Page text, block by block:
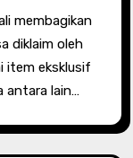
diklaim oleh
item eksklusif
antara lain…